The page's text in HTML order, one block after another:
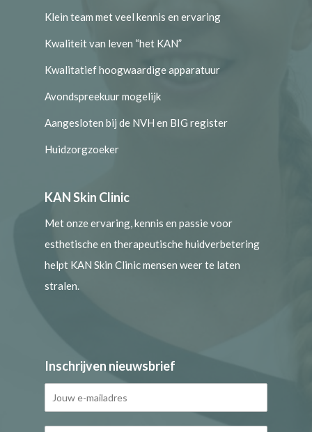
Klein team met veel kennis en ervaring
Kwaliteit van leven “het KAN”
Kwalitatief hoogwaardige apparatuur
Avondspreekuur mogelijk
Aangesloten bij de NVH en BIG register
Huidzorgzoeker
KAN Skin Clinic
Met onze ervaring, kennis en passie voor
esthetische en therapeutische huidverbetering
helpt KAN Skin Clinic mensen weer te laten
stralen.
Inschrijven nieuwsbrief